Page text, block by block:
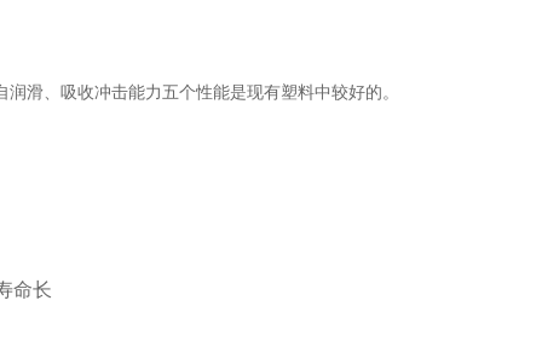
滑、吸收冲击能力五个性能是现有塑料中较好的。
命长